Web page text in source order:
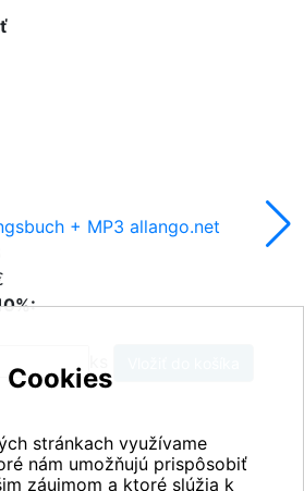
+ MP3 allango.net
Cookies
stránkach využívame
nám umožňujú prispôsobiť
záujmom a ktoré slúžia k